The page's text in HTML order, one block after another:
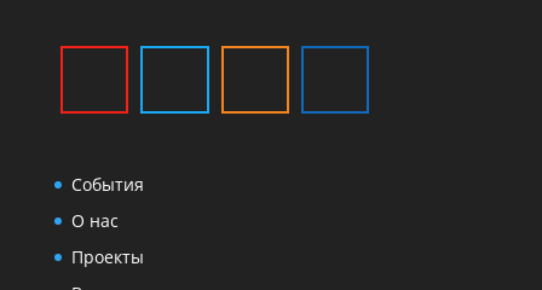
События
О нас
Проекты